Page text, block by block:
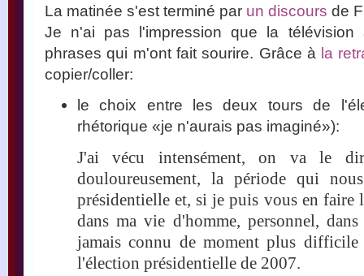
La matinée s'est terminé par un discours de
Je n'ai pas l'impression que la
phrases qui m'ont fait sourire. Grâce à la
copier/coller:
le choix entre les deux tours de
rhétorique «je n'aurais pas imaginé»):
J'ai vécu intensément, on va le
douloureusement, la période qui
présidentielle et, si je puis vous en faire
dans ma vie d'homme, personnel,
jamais connu de moment plus
l'élection présidentielle de 2007.